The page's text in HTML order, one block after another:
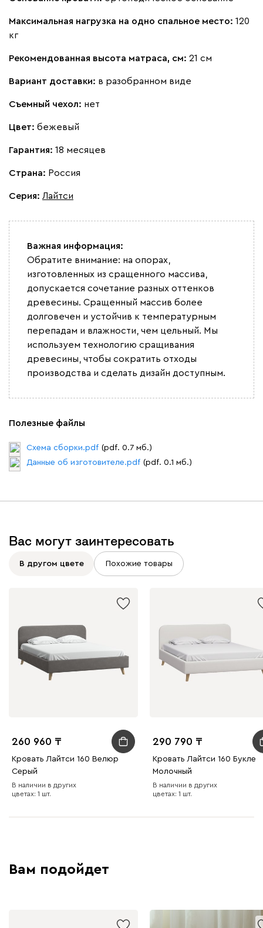
Бежевый Голубой
Кларинс
Винтер 357 910
Виридис Клэй Мустард Оранж
Букле
Латте
Альтеа
Дарте
Графит Серый Тёмно-синий
Максимальная нагрузка на одно спальное место: 120
кг
Рекомендованная высота матраса, см: 21 см
Вариант доставки: в разобранном виде
Съемный чехол: нет
Цвет: бежевый
Гарантия: 18 месяцев
Страна: Россия
Серия: Лайтси
Важная информация:
Обратите внимание: на опорах,
изготовленных из сращенного массива,
допускается сочетание разных оттенков
древесины. Сращенный массив более
долговечен и устойчив к температурным
перепадам и влажности, чем цельный. Мы
используем технологию сращивания
древесины, чтобы сократить отходы
производства и сделать дизайн доступным.
Полезные файлы
Схема сборки.pdf (pdf. 0.7 мб.)
Данные об изготовителе.pdf (pdf. 0.1 мб.)
Вас могут заинтересовать
В другом цвете Похожие товары
260 960
Кровать Лайтси 160 Велюр
Серый
В наличии в других
цветах: 1 шт.
290 790
Кровать Лайтси 160 Букле
Молочный
В наличии в других
цветах: 1 шт.
Вам подойдет